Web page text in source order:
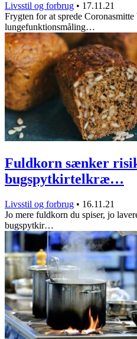
Livsstil og forbrug • 17.11.21
Frygten for at sprede
lungefunktionsmåling…
Fuldkorn sænker
bugspytkirtelkræ…
Livsstil og forbrug • 16.11.21
Jo mere fuldkorn du spiser, jo
bugspytkir…